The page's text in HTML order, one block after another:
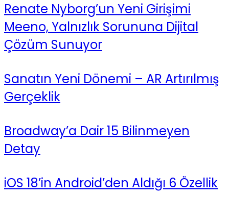
Renate Nyborg’un Yeni Girişimi
Meeno, Yalnızlık Sorununa Dijital
Çözüm Sunuyor
Sanatın Yeni Dönemi – AR Artırılmış
Gerçeklik
Broadway’a Dair 15 Bilinmeyen
Detay
iOS 18’in Android’den Aldığı 6 Özellik